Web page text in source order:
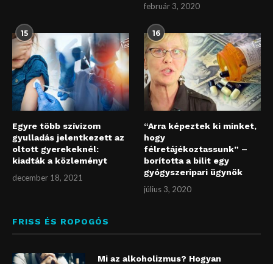
február 3, 2020
15
Egyre több szívizom
gyulladás jelentkezett az
oltott gyerekeknél:
kiadták a közleményt
december 18, 2021
16
“Arra képeztek ki minket,
hogy
félretájékoztassunk” –
borította a bilit egy
gyógyszeripari ügynök
július 3, 2020
FRISS ÉS ROPOGÓS
Mi az alkoholizmus? Hogyan